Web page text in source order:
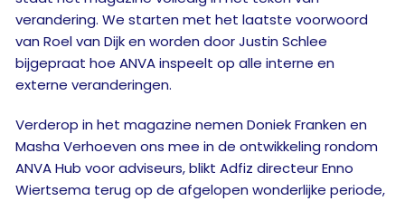
verandering. We starten met het laatste voorwoord
van Roel van Dijk en worden door Justin Schlee
bijgepraat hoe ANVA inspeelt op alle interne en
externe veranderingen.
Verderop in het magazine nemen Doniek Franken en
Masha Verhoeven ons mee in de ontwikkeling rondom
ANVA Hub voor adviseurs, blikt Adfiz directeur Enno
Wiertsema terug op de afgelopen wonderlijke periode,